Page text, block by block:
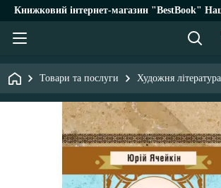
Книжковий інтернет-магазин "BestBook"
Товари та послуги Художня література